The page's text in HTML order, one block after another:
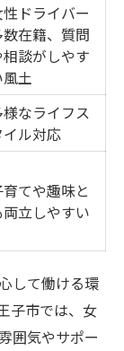
ドライバー
数在籍、質問
談がしやす
風土
様なライフス
イル対応
育てや趣味と
両立しやすい
して働ける環
子市では、女
囲気やサポー